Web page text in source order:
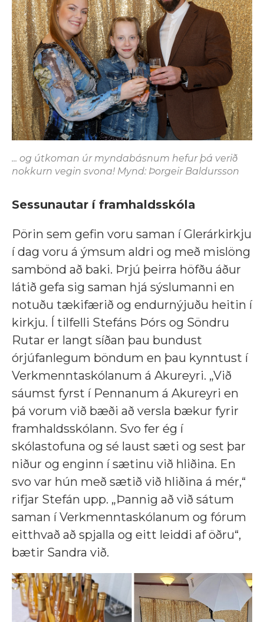
... og útkoman úr myndabásnum hefur þá verið
nokkurn vegin svona! Mynd: Þorgeir Baldursson
Sessunautar í framhaldsskóla
Pörin sem gefin voru saman í Glerárkirkju
í dag voru á ýmsum aldri og með mislöng
sambönd að baki. Þrjú þeirra höfðu áður
látið gefa sig saman hjá sýslumanni en
notuðu tækifærið og endurnýjuðu heitin í
kirkju. Í tilfelli Stefáns Þórs og Söndru
Rutar er langt síðan þau bundust
órjúfanlegum böndum en þau kynntust í
Verkmenntaskólanum á Akureyri. „Við
sáumst fyrst í Pennanum á Akureyri en
þá vorum við bæði að versla bækur fyrir
framhaldsskólann. Svo fer ég í
skólastofuna og sé laust sæti og sest þar
niður og enginn í sætinu við hliðina. En
svo var hún með sætið við hliðina á mér,“
rifjar Stefán upp. „Þannig að við sátum
saman í Verkmenntaskólanum og fórum
eitthvað að spjalla og eitt leiddi af öðru“,
bætir Sandra við.